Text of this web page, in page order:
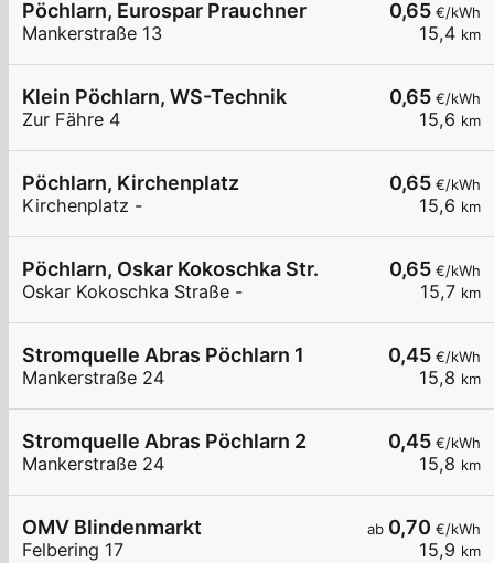
0,65 €/kWh
15,4 km
Pöchlarn, Eurospar Prauchner
Mankerstraße 13
0,65 €/kWh
15,6 km
Klein Pöchlarn, WS-Technik
Zur Fähre 4
0,65 €/kWh
15,6 km
Pöchlarn, Kirchenplatz
Kirchenplatz -
0,65 €/kWh
15,7 km
Pöchlarn, Oskar Kokoschka Str.
Oskar Kokoschka Straße -
0,45 €/kWh
15,8 km
Stromquelle Abras Pöchlarn 1
Mankerstraße 24
0,45 €/kWh
15,8 km
Stromquelle Abras Pöchlarn 2
Mankerstraße 24
ab 0,70 €/kWh
15,9 km
OMV Blindenmarkt
Felbering 17